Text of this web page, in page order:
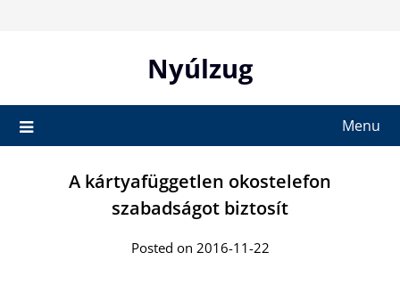
Nyúlzug
Menu
A kártyafüggetlen okostelefon
szabadságot biztosít
Posted on 2016-11-22